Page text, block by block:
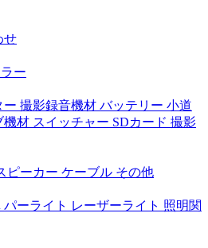
せ
ー
ー 撮影録音機材 バッテリー 小道
機材 スイッチャー SDカード 撮影
ピーカー ケーブル その他
パーライト レーザーライト 照明関